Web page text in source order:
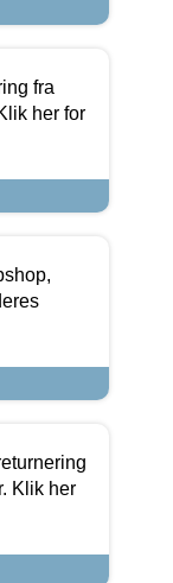
fra
her for
Klik her